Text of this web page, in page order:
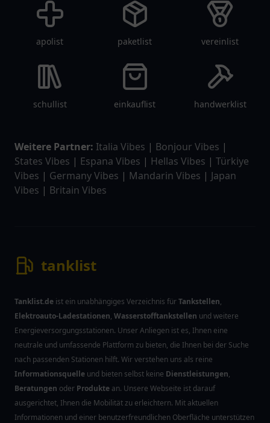
apolist paketlist vereinlist
schullist einkauflist handwerklist
Weitere Partner: Italia Vibes | Bonjour Vibes |
States Vibes | Espana Vibes | Hellas Vibes | Türkiye
Vibes | Germany Vibes | Mandarin Vibes | Japan
Vibes | Britain Vibes
tanklist
Tanklist.de ist ein unabhängiges Verzeichnis fürTankstellen,
Elektroauto-Ladestationen, Wasserstofftankstellen und weitere
Energieversorgungsstationen. Unser Anliegen ist es, Ihnen eine
neutrale und umfassende Plattform zu bieten, die Ihnen bei der Suche
nach passenden Stationen hilft. Wir verstehen uns als reine
Informationsquelle und bieten selbst keine Dienstleistungen,
Beratungen oder Produkte an. Unsere Webseite ist darauf
ausgerichtet, Ihnen die Mobilität zu erleichtern. Mit aktuellen
Informationen und einer benutzerfreundlichen Oberfläche unterstützen